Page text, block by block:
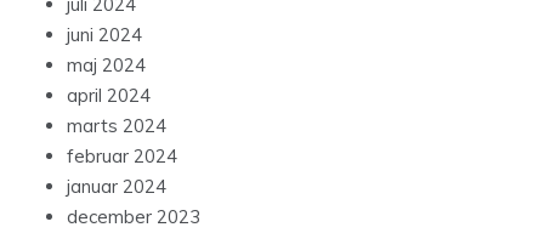
juni 2024
maj 2024
april 2024
marts 2024
februar 2024
januar 2024
december 2023